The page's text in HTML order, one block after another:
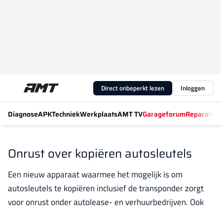
Direct onbeperkt lezen Inloggen
DiagnoseAPKTechniekWerkplaatsAMT TVGarageforum
Onrust over kopiëren autosleutels
Een nieuw apparaat waarmee het mogelijk is om
autosleutels te kopiëren inclusief de transponder zorgt
voor onrust onder autolease- en verhuurbedrijven. Ook